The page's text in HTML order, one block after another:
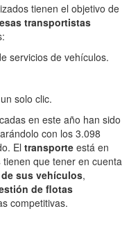
tienen el objetivo de
transportistas
servicios de vehículos.
solo clic.
en este año han sido
con los 3.098
El transporte está en
tienen que tener en cuenta
sus vehículos,
de flotas
competitivas.